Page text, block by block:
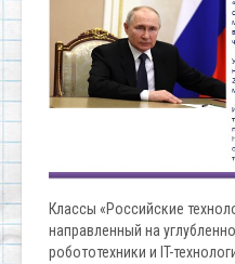
Классы «Российские
направленный на
робототехники и IT-